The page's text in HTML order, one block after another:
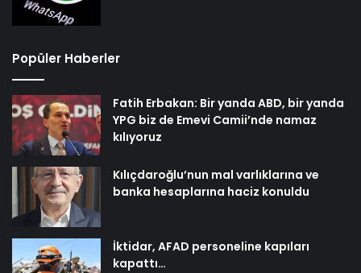
Popüler Haberler
Fatih Erbakan: Bir yanda ABD, bir yanda
YPG biz de Emevi Camii’nde namaz
kılıyoruz
Kılıçdaroğlu’nun mal varlıklarına ve
banka hesaplarına haciz konuldu
İktidar, AFAD personeline kapıları
kapattı…